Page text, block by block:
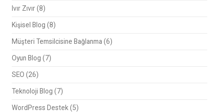
Ivır Zıvır(8)
Kişisel Blog (8)
Müşteri Temsilcisine Bağlanma (6)
Oyun Blog (7)
SEO (26)
Teknoloji Blog (7)
WordPress Destek (5)